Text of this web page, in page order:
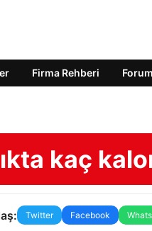
Firma Rehberi Forum
kaç
Twitter Facebook